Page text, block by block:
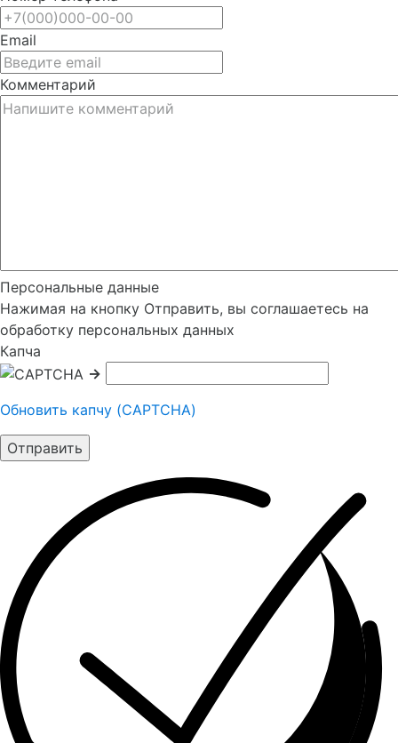
Email
Комментарий
Персональные данные
Нажимая на кнопку Отправить, вы соглашаетесь на
обработку персональных данных
Капча
→
Обновить капчу (CAPTCHA)
Отправить